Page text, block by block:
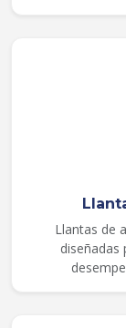
Llantas de
diseñadas